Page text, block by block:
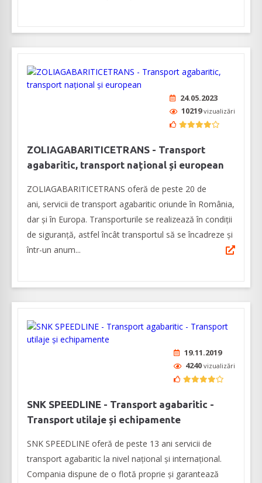
24.05.2023
10219vizualizări
ZOLIAGABARITICETRANS - Transport
agabaritic, transport național și european
ZOLIAGABARITICETRANS oferă de peste 20 de
ani, servicii de transport agabaritic oriunde în România,
dar și în Europa. Transporturile se realizează în condiții
de siguranță, astfel încât transportul să se încadreze și
într-un anum...
19.11.2019
4240 vizualizări
SNK SPEEDLINE - Transport agabaritic -
Transport utilaje și echipamente
SNK SPEEDLINE oferă de peste 13 ani servicii de
transport agabaritic la nivel național și internațional.
Compania dispune de o flotă proprie și garantează